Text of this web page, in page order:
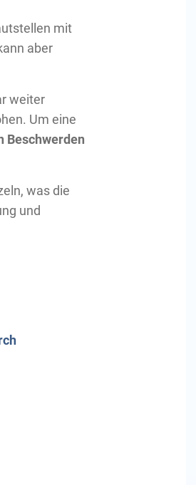
mit
aber
weiter
Um eine
Beschwerden
was die
und